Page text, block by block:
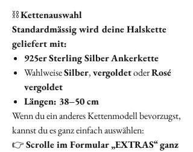
⛓️Kettenauswahl
Standardmässig wird deine Halskette
geliefert mit:
925er Sterling Silber Ankerkette
WahlweiseSilber,vergoldetoderRosé
vergoldet
Längen: 38–50 cm
Wenn du ein anderes Kettenmodell bevorzugst,
kannst du es ganz einfach auswählen:
👉Scrolle im Formular „EXTRAS“ ganz